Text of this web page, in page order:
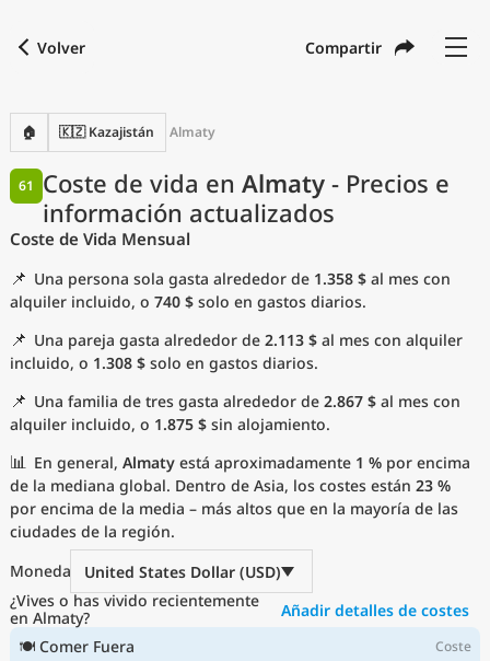
Volver Compartir
🏠 🇰🇿 Kazajistán Almaty
Coste de vida en Almaty - Precios e
información actualizados
61
Coste de Vida Mensual
📌 Una persona sola gasta alrededor de 1.358 $ al mes con
alquiler incluido, o 740 $ solo en gastos diarios.
📌 Una pareja gasta alrededor de 2.113 $ al mes con alquiler
incluido, o 1.308 $ solo en gastos diarios.
📌 Una familia de tres gasta alrededor de 2.867 $ al mes con
alquiler incluido, o 1.875 $ sin alojamiento.
📊 En general, Almaty está aproximadamente 1 % por encima
de la mediana global. Dentro de Asia, los costes están 23 %
por encima de la media – más altos que en la mayoría de las
ciudades de la región.
Moneda
United States Dollar (USD)
¿Vives o has vivido recientemente
en Almaty?
Añadir detalles de costes
🍽 Comer Fuera
Coste
con
Idioma
Moneda USD
United States Dollar
Unidades de medida
Índice del coste de vida
Ciudades más populares
Ciudades asequibles por tamaño
Precios actuales por ciudad
Precios actuales por país